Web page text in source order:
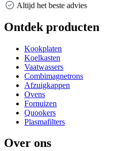
Altijd het beste advies
Ontdek producten
Kookplaten
Koelkasten
Vaatwassers
Combimagnetrons
Afzuigkappen
Ovens
Fornuizen
Quookers
Plasmafilters
Over ons